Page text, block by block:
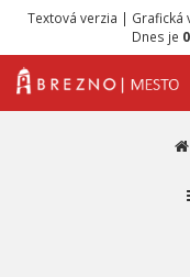
Textová verzia | Grafická
Dnes je